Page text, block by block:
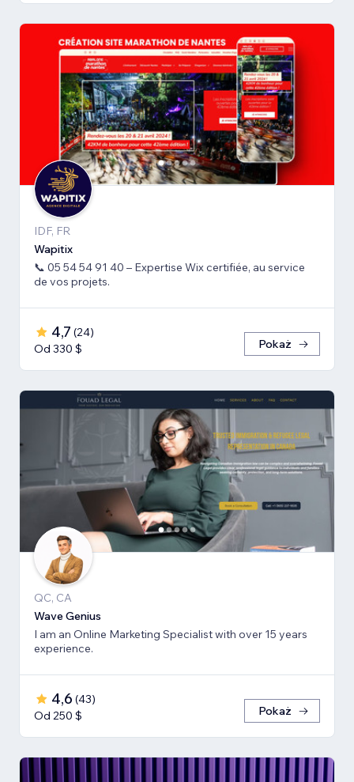
IDF, FR
Wapitix
📞 05 54 54 91 40 – Expertise Wix certifiée, au service
de vos projets.
4,7 (24)
Od 330 $
Pokaż
QC, CA
Wave Genius
I am an Online Marketing Specialist with over 15 years
experience.
4,6 (43)
Od 250 $
Pokaż